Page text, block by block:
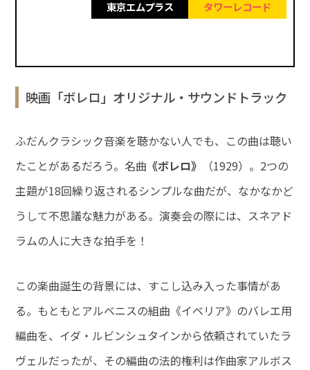
東京エムプラス タワーレコード
映画「ボレロ」オリジナル・サウンドトラック
ふだんクラシック音楽を聴かない人でも、この曲は聴い
たことがあるだろう。名曲 《ボレロ》
（1929）。2つの
主題が18回繰り返されるシンプルな曲だが、なかなかど
うして不思議な魅力がある。演奏会の際には、スネアド
ラムの人に大きな拍手を！
この楽曲誕生の背景には、すこし込み入った事情があ
る。もともとアルベニスの組曲《イベリア》のバレエ用
編曲を、イダ・ルビンシュタインから依頼されていたラ
ヴェルだったが、その編曲の法的権利は作曲家アルボス